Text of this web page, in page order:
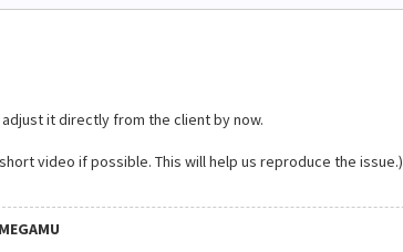
it directly from the client by now.
video if possible. This will help us reproduce the issue.)
MEGAMU